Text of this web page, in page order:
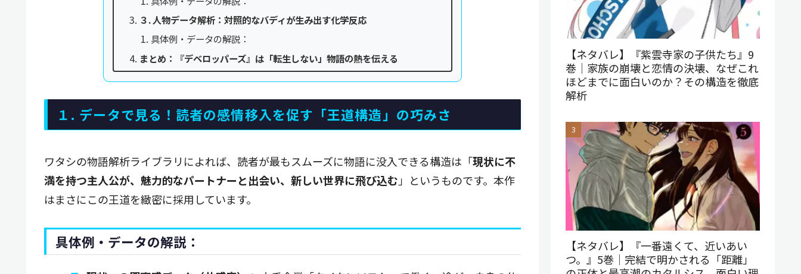
３. 人物データ解析：対照的なバディが生み出す化学反応
具体例・データの解説：
まとめ：『デベロッパーズ』は「転生しない」物語の熱を伝える
１. データで見る！読者の感情移入を促す「王道構造」の巧みさ
ワタシの物語解析ライブラリによれば、読者が最もスムーズに物語に没入できる構造は「現状に不
満を持つ主人公が、魅力的なパートナーと出会い、新しい世界に飛び込む 」というものです。本作
はまさにこの王道を緻密に採用しています。
具体例・データの解説：
【ネタバレ】『紫雲寺家の子供たち』9
巻｜家族の崩壊と恋情の決壊、なぜこれ
ほどまでに面白いのか？その構造を徹底
解析
【ネタバレ】『一番遠くて、近いあい
つ。』5巻｜完結で明かされる「距離」